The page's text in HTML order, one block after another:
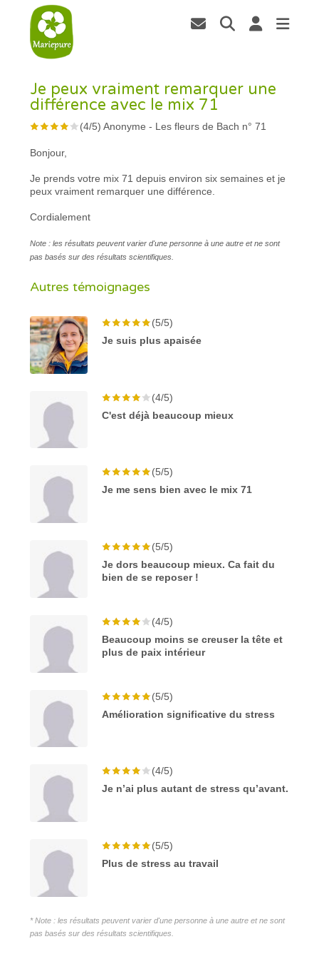
Je peux vraiment remarquer une
différence avec le mix 71
(4/5)Anonyme - Les fleurs de Bach n° 71
Bonjour,
Je prends votre mix 71 depuis environ six semaines et je
peux vraiment remarquer une différence.
Cordialement
Note : les résultats peuvent varier d'une personne à une autre et ne sont
pas basés sur des résultats scientifiques.
Autres témoignages
(5/5)
Je suis plus apaisée
(4/5)
C'est déjà beaucoup mieux
(5/5)
Je me sens bien avec le mix 71
(5/5)
Je dors beaucoup mieux. Ca fait du
bien de se reposer !
(4/5)
Beaucoup moins se creuser la tête et
plus de paix intérieur
(5/5)
Amélioration significative du stress
(4/5)
Je n’ai plus autant de stress qu’avant.
(5/5)
Plus de stress au travail
* Note : les résultats peuvent varier d'une personne à une autre et ne sont
pas basés sur des résultats scientifiques.